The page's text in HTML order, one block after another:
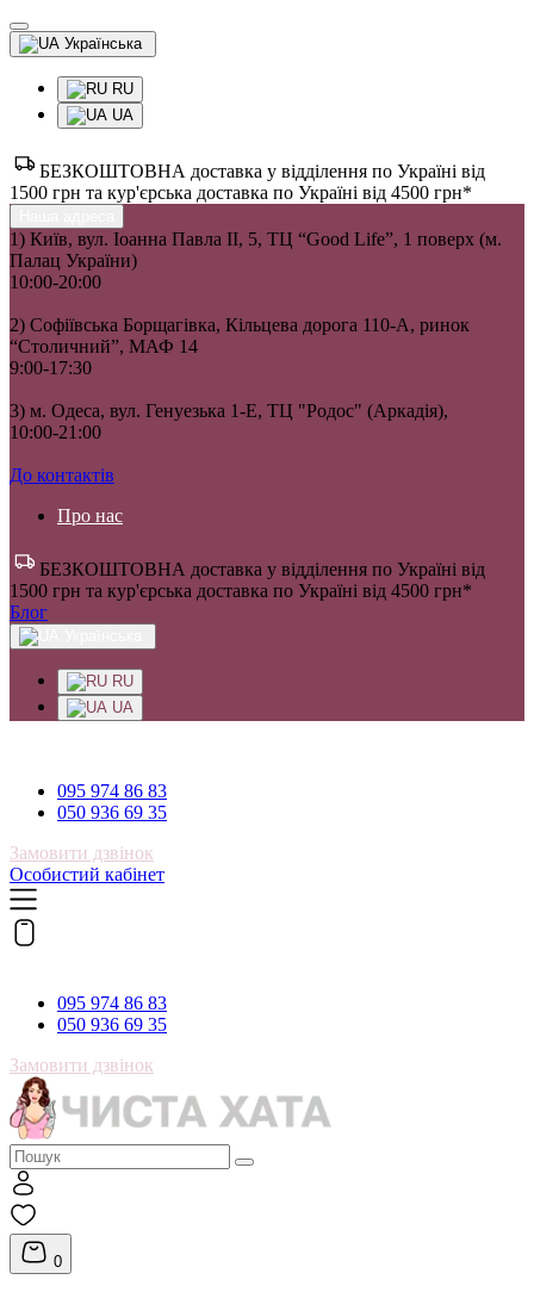
Українська
RU
UA
БЕЗКОШТОВНА доставка у відділення по Україні від
1500 грн та кур'єрська доставка по Україні від 4500 грн*
1) Київ, вул. Іоанна Павла II, 5, ТЦ “Good Life”, 1 поверх (м.
Палац України)
10:00-20:00
2) Софіївська Борщагівка, Кільцева дорога 110-А, ринок
“Столичний”, МАФ 14
9:00-17:30
3) м. Одеса, вул. Генуезька 1-Е, ТЦ "Родос" (Аркадія),
10:00-21:00
До контактів
Про нас
БЕЗКОШТОВНА доставка у відділення по Україні від
1500 грн та кур'єрська доставка по Україні від 4500 грн*
Блог
RU
UA
095 974 86 83
050 936 69 35
Замовити дзвінок
Особистий кабінет
095 974 86 83
050 936 69 35
Замовити дзвінок
0